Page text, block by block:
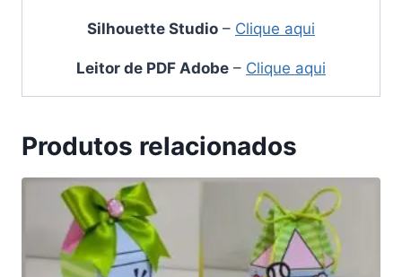
Silhouette Studio – Clique aqui
Leitor de PDF Adobe – Clique aqui
Produtos relacionados